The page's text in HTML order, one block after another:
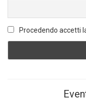
Procedendo accetti